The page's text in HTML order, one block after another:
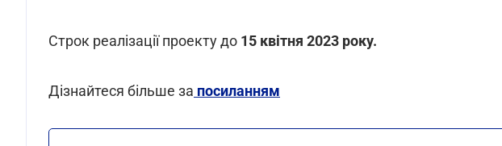
Строк реалізації проекту до 15 квітня 2023 року.
Дізнайтеся більше за посиланням